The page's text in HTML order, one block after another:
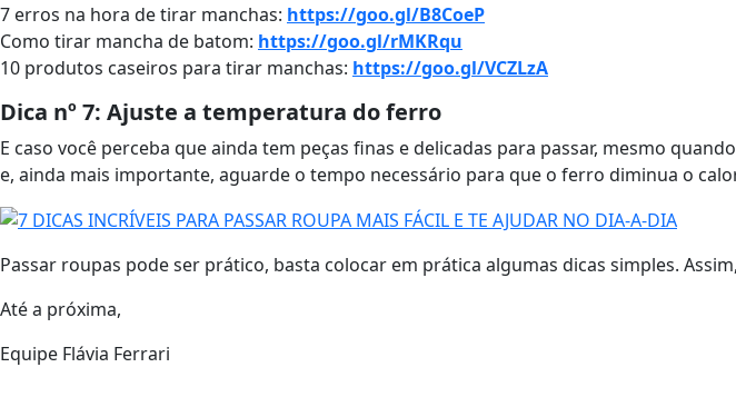
7 erros na hora de tirar manchas: https://goo.gl/B8CoeP
Como tirar mancha de batom: https://goo.gl/rMKRqu
10 produtos caseiros para tirar manchas: https://goo.gl/VCZLzA
Dica nº 7: Ajuste a temperatura do ferro
E caso você perceba que ainda tem peças finas e delicadas para passar, mesmo
e, ainda mais importante, aguarde o tempo necessário para que o ferro diminua o
Passar roupas pode ser prático, basta colocar em prática algumas dicas simples.
Até a próxima,
Equipe Flávia Ferrari